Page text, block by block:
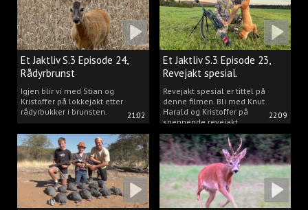
21:02
Et Jaktliv S.3 Episode 24,
Rådyrbrunst
Igjen blir vi med Stian og
Kristoffer på lokkejakt etter
rådyrbukker i brunsten.
22:09
Et Jaktliv S.3 Episode 23,
Revejakt spesial.
Revejakt spesial er tittel på
denne filmen. Bli med Knut
Harald og Kristoffer på
spennende revejakt.